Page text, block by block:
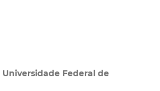
Universidade Federal de